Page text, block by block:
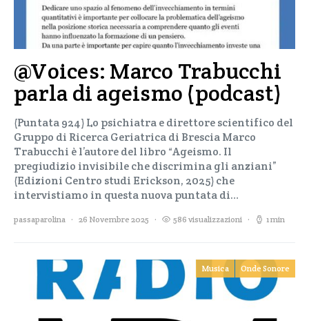
@Voices: Marco Trabucchi
parla di ageismo (podcast)
(Puntata 924) Lo psichiatra e direttore scientifico del
Gruppo di Ricerca Geriatrica di Brescia Marco
Trabucchi è l’autore del libro “Ageismo. Il
pregiudizio invisibile che discrimina gli anziani”
(Edizioni Centro studi Erickson, 2025) che
intervistiamo in questa nuova puntata di…
passaparolina 26 Novembre 2025 586 visualizzazioni 1 min
Musica Onde Sonore